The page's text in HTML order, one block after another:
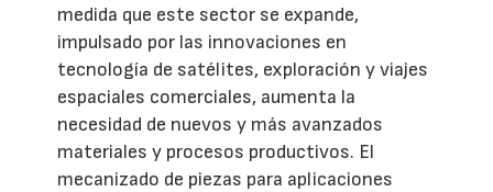
medida que este sector se expande,
impulsado por las innovaciones en
tecnología de satélites, exploración y viajes
espaciales comerciales, aumenta la
necesidad de nuevos y más avanzados
materiales y procesos productivos. El
mecanizado de piezas para aplicaciones